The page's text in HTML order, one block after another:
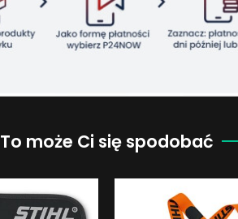
To może Ci się spodobać